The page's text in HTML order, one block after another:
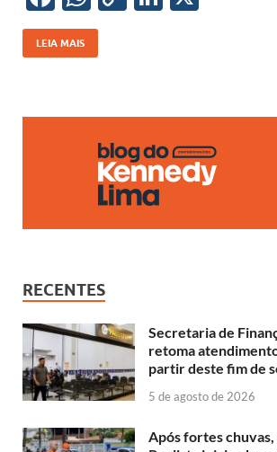
k
p
k
ac
e
o
h
at
A
p
p
Li
n
k
dI
n
LEIA MAIS
RECENTES
Secretaria de
retoma
partir deste fim de
5 de agosto de 2026
Após fortes